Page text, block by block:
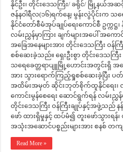
နိုင်ဦး၊ တိုင်းဒေသကြီး/ ခရိုင်/ မြို့နယ်အဆ
ဇန်နဝါရီလ(၁၆)ရက်နေ့၊ မွန်းလွဲပိုင်းက သရ
နိုင်ငံတော်စီမံအုပ်ချုပ်ရေးကောင်စီ ဥက္ကဋ္ဌ
လမ်းညွှန်မှာကြား ချက်များအပေါ် အက
အခြေအနေများအား တိုင်းဒေသကြီး ဝန်
စစ်ဆေးခဲ့သည်။ ရှေးဦးစွာ တိုင်းဒေသကြီ
သရေခေတ္တရာပျူမြို့ဟောင်းအတွင်းရှိ
အား သွားရောက်ကြည့်ရှုစစ်ဆေးခဲ့ပြီး ပတ်
အထိမ်းအမှတ် ဆိုင်းဘုတ်စိုက်ထူနိုင်ရေး၊
ကောင်းမွန်စေရေး ဆောင်ရွက်ရန် လမ်းညွှန်
တိုင်းဒေသကြီး ဝန်ကြီးချုပ်နှင့်အဖွဲ့သည်
ဖော် ထားရှိမှုနှင့် ထပ်မံ၍ တူးဖော်သွားရန်
အသုံးအဆောင်ပစ္စည်းများအား စနစ် တ
Read More »